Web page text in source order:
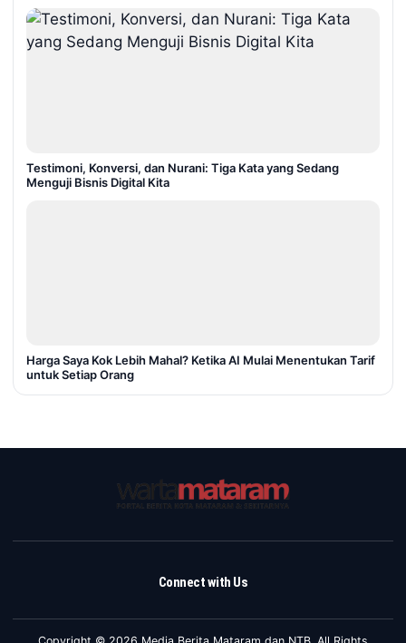
Testimoni, Konversi, dan Nurani: Tiga Kata yang Sedang
Menguji Bisnis Digital Kita
Harga Saya Kok Lebih Mahal? Ketika AI Mulai Menentukan Tarif
untuk Setiap Orang
Connect with Us